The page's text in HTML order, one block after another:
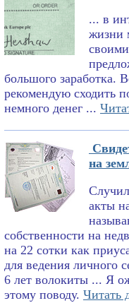
... в
жизни
большого заработка.
рекомендую сходить
немного денег ...
на
акты
собственности на
на 22 сотки как
для ведения личного
6 лет волокиты ... Я
этому поводу. Читать